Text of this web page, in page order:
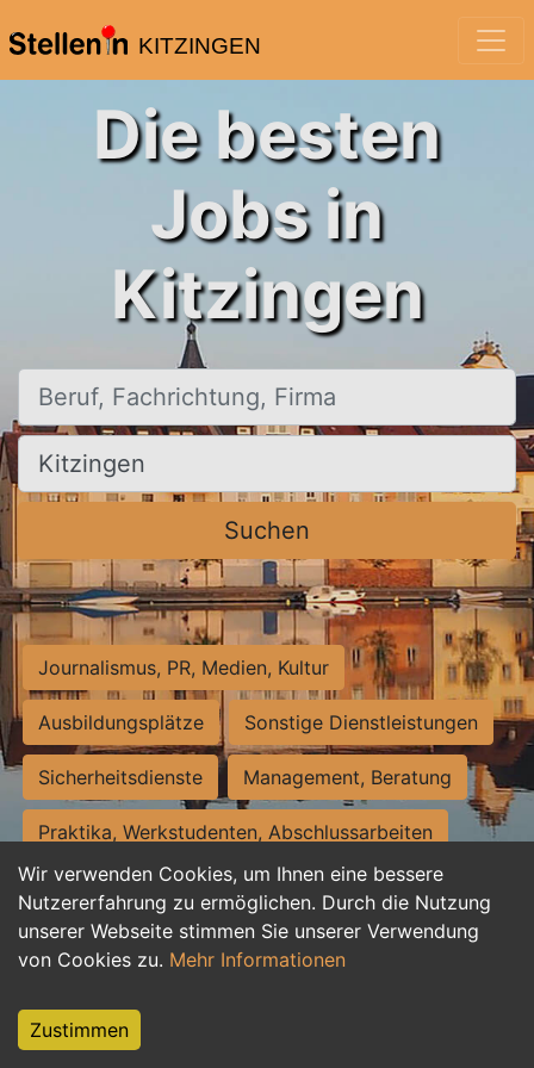
KITZINGEN
Wir verwenden Cookies, um Ihnen eine bessere
Nutzererfahrung zu ermöglichen. Durch die Nutzung
unserer Webseite stimmen Sie unserer Verwendung
von Cookies zu. Mehr Informationen
Zustimmen
Die besten
Jobs in
Kitzingen
Beruf, Fachrichtung, Firma
Ort, Stadt
Suchen
Journalismus, PR, Medien, Kultur
Ausbildungsplätze Sonstige Dienstleistungen
Sicherheitsdienste Management, Beratung
Praktika, Werkstudenten, Abschlussarbeiten
Personalwesen Assistenz, Sekretariat
Hilfskräfte, Aushilfs- und Nebenjobs
Weiterbildung, Studium, duale Ausbildung